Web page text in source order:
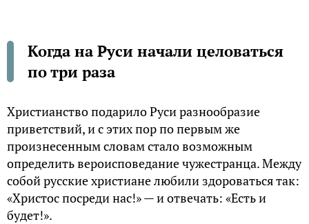
Когда на Руси начали целоваться
по три раза
Христианство подарило Руси разнообразие
приветствий, и с этих пор по первым же
произнесенным словам стало возможным
определить вероисповедание чужестранца. Между
собой русские христиане любили здороваться так:
«Христос посреди нас!» — и отвечать: «Есть и
будет!».